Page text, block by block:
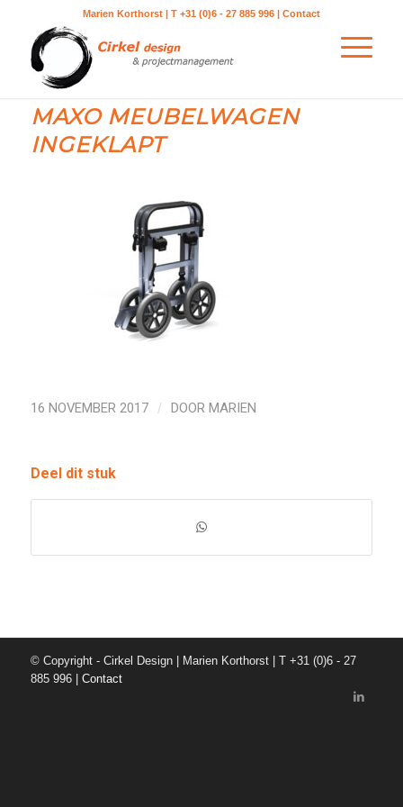
Marien Korthorst | T +31 (0)6 - 27 885 996 | Contact
MAXO MEUBELWAGEN
INGEKLAPT
16 NOVEMBER 2017 / DOOR MARIEN
Deel dit stuk
© Copyright - Cirkel Design | Marien Korthorst | T +31 (0)6 - 27
885 996 | Contact